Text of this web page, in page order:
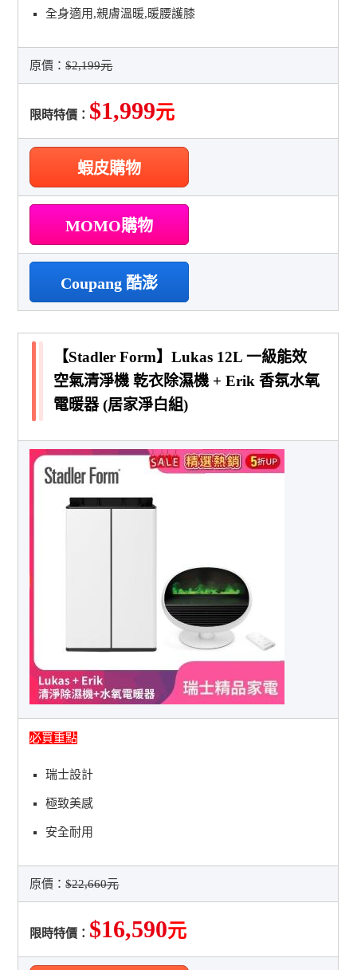
全身適用,親膚溫暖,暖腰護膝
原價：$2,199元
限時特價： $1,999元
蝦皮購物
MOMO購物
Coupang 酷澎
【Stadler Form】Lukas 12L 一級能效
空氣清淨機 乾衣除濕機 + Erik 香氛水氧
電暖器 (居家淨白組)
必買重點
瑞士設計
極致美感
安全耐用
原價：$22,660元
限時特價： $16,590元